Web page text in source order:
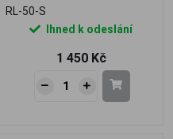
RL-50-S
Ihned k odeslání
1 450 Kč